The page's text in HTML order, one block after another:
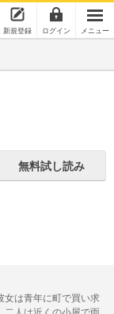
新規登録 ログイン メニュー
無料試し読み
は青年に町で買い求